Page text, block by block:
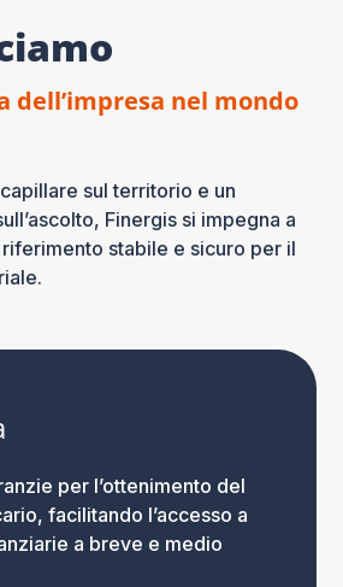
dell’impresa nel mondo
sul territorio e un
Finergis si impegna a
stabile e sicuro per il
per l’ottenimento del
facilitando l’accesso a
a breve e medio